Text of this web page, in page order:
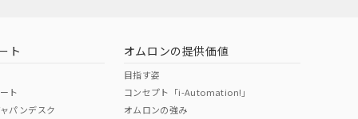
ト
ト
パンデスク
オムロンの提供価値
目指す姿
コンセプト「i-Automation!」
オムロンの強み